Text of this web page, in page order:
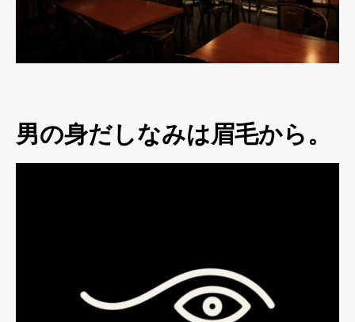
男の身だしなみは眉毛から。